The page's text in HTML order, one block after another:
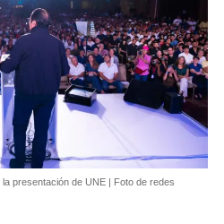
presentación de UNE | Foto de redes